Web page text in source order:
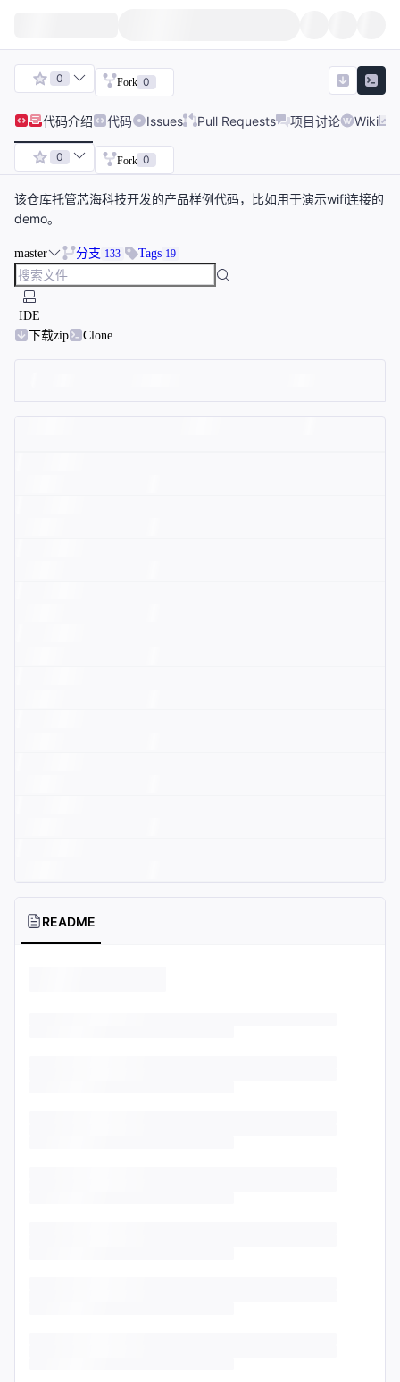
0 Fork 0
代码介绍 代码 Issues Pull Requests 项目讨论 Wiki
0 Fork 0
该仓库托管芯海科技开发的产品样例代码，比如用于演示wifi连接的
demo。
master 分支 133 Tags 19
IDE
下载zip
Clone
README